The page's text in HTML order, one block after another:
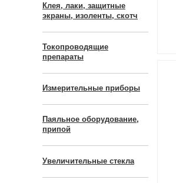
Клея, лаки, защитные
экраны, изоленты, скотч
Токопроводящие
препараты
Измерительные приборы
Паяльное оборудование,
припой
Увеличительные стекла